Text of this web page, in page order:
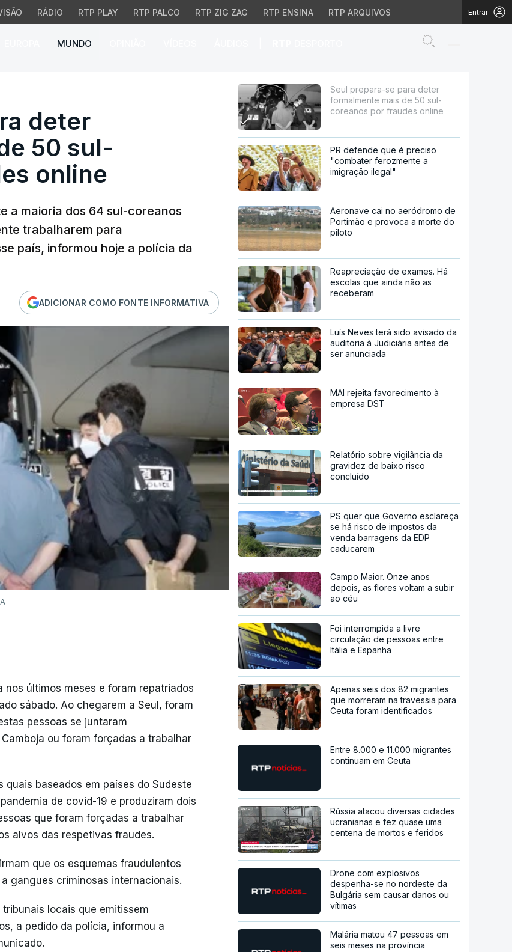
RÁDIO RTP PLAY RTP PALCO RTP ZIG ZAG RTP ENSINA RTP ARQUIVOS Entrar
MUNDO
deter formalmente mais de 50 sul-
deter
50 sul-
online
a maioria dos 64 sul-coreanos
trabalharem para
país, informou hoje a polícia da
ADICIONAR COMO FONTE INFORMATIVA
últimos meses e foram repatriados
sábado. Ao chegarem a Seul, foram
pessoas se juntaram
ou foram forçadas a trabalhar
quais baseados em países do Sudeste
de covid-19 e produziram dois
que foram forçadas a trabalhar
alvos das respetivas fraudes.
que os esquemas fraudulentos
gangues criminosas internacionais.
locais que emitissem
a pedido da polícia, informou a
Seul prepara-se para deter
formalmente mais de 50 sul-
coreanos por fraudes online
PR defende que é preciso
"combater ferozmente a
imigração ilegal"
Aeronave cai no aeródromo de
Portimão e provoca a morte do
piloto
Reapreciação de exames. Há
escolas que ainda não as
receberam
Luís Neves terá sido avisado da
auditoria à Judiciária antes de
ser anunciada
MAI rejeita favorecimento à
empresa DST
Relatório sobre vigilância da
gravidez de baixo risco
concluído
PS quer que Governo esclareça
se há risco de impostos da
venda barragens da EDP
caducarem
Campo Maior. Onze anos
depois, as flores voltam a subir
ao céu
Foi interrompida a livre
circulação de pessoas entre
Itália e Espanha
Apenas seis dos 82 migrantes
que morreram na travessia para
Ceuta foram identificados
Entre 8.000 e 11.000 migrantes
continuam em Ceuta
Rússia atacou diversas cidades
ucranianas e fez quase uma
centena de mortos e feridos
Drone com explosivos
despenha-se no nordeste da
Bulgária sem causar danos ou
vítimas
Malária matou 47 pessoas em
seis meses na província